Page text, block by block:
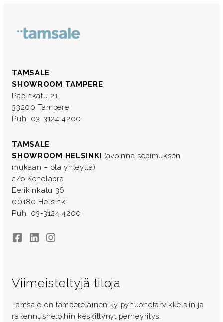
TAMSALE
SHOWROOM TAMPERE
Papinkatu 21
33200 Tampere
Puh. 03-3124 4200
TAMSALE
SHOWROOM HELSINKI (avoinna sopimuksen
mukaan – ota yhteyttä)
c/o Konelabra
Eerikinkatu 36
00180 Helsinki
Puh. 03-3124 4200
FacebookLinkedInInstagram
Viimeisteltyjä tiloja
Tamsale on tamperelainen kylpyhuonetarvikkeisiin ja
rakennusheloihin keskittynyt perheyritys.